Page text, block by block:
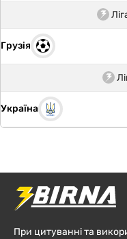
Грузія
Україна
При цитуванні та